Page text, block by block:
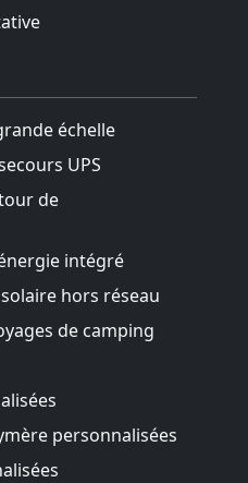
échelle
UPS
de
intégré
hors réseau
de camping
personnalisées